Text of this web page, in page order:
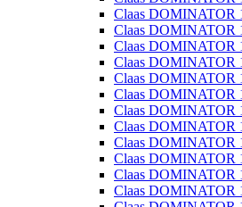
Claas DOMINATOR
Claas DOMINATOR
Claas DOMINATOR
Claas DOMINATOR
Claas DOMINATOR
Claas DOMINATOR
Claas DOMINATOR
Claas DOMINATOR
Claas DOMINATOR
Claas DOMINATOR
Claas DOMINATOR
Claas DOMINATOR